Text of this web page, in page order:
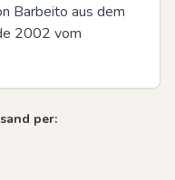
Barbeito aus dem
2002 vom
per: